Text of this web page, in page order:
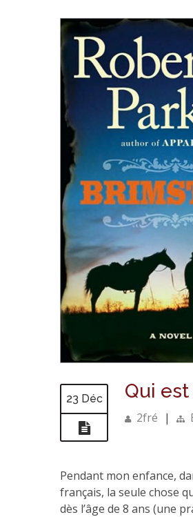
23 Déc Qui
2fré |
Pendant mon enfance,
français, la seule chose
dès l’âge de 8 ans (une